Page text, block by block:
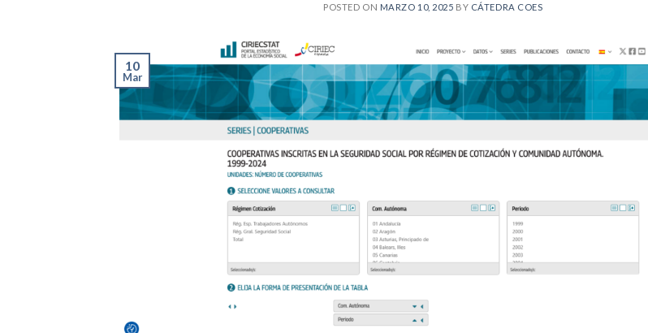
POSTED ON MARZO 10, 2025 BY CÁTEDRA COES
10
Mar